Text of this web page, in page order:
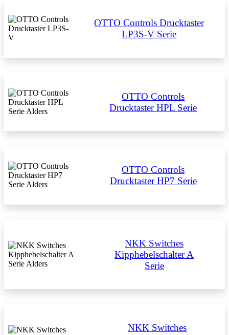
OTTO Controls Drucktaster
LP3S-V Serie
OTTO Controls
Drucktaster HPL Serie
OTTO Controls
Drucktaster HP7 Serie
NKK Switches
Kipphebelschalter A
Serie
NKK Switches